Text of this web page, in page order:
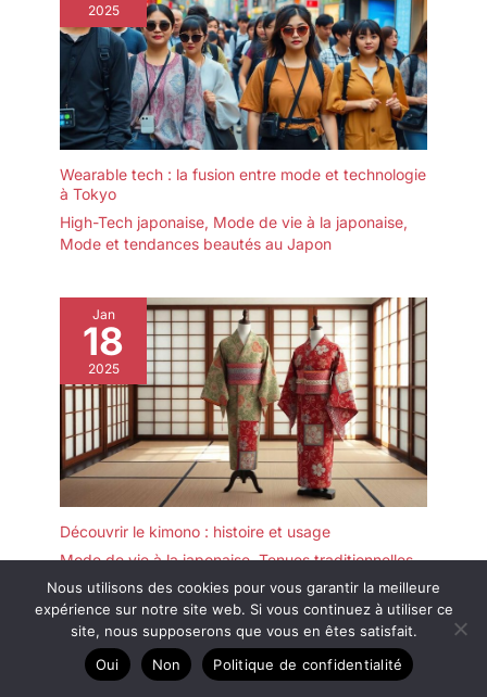
2025
Wearable tech : la fusion entre mode et technologie
à Tokyo
High-Tech japonaise, Mode de vie à la japonaise,
Mode et tendances beautés au Japon
Jan
18
2025
Découvrir le kimono : histoire et usage
Mode de vie à la japonaise,Tenues traditionnelles
japonaises
Nous utilisons des cookies pour vous garantir la meilleure
expérience sur notre site web. Si vous continuez à utiliser ce
site, nous supposerons que vous en êtes satisfait.
Oui
Non Politique de confidentialité